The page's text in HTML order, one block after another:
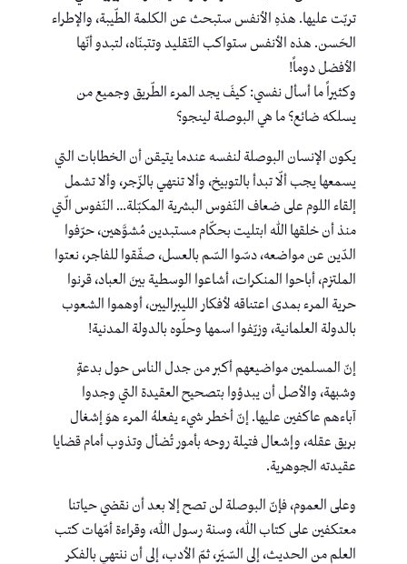
تربّت عليها. هذهِ الأنفس ستبحث عن الكلمة الطّيبة، والإطراء
الحَسن. هذه الأنفس ستواكب التّقليد وتتبنّاه، لتبدو أنّها
الأفضل دوماً!
وكثيراً ما أسأل نفسي: كيفَ يجد المرء الطّريق وجميع من
يسلكه ضائع؟ ما هي البوصلة لينجو؟
يكون الإنسان البوصلة لنفسه عندما يتيقن أن الخطابات التي
يسمعها يجب ألّا تبدأ بالتوبيخ، وألا تنتهي بالزّجر، وألا تشمل
إلقاء اللوم على ضعاف النّفوس البشرية المكبّلة… النّفوس الّتي
منذ أن خلقها الله ابتليت بحكّام مستبدين مُشوَّهين، حرّفوا
الدّين عن مواضعه، دسّوا السّم بالعسل، صفّقوا للفاجر، نعتوا
الملتزم، أباحوا المنكرات، أشاعوا الوسطية بينَ العباد، قرنوا
حرية المرء بمدى اعتناقه لأفكار الليبراليين، أوهموا الشعوب
بالدولة العلمانية، وزيّفوا اسمها وحلّوه بالدولة المدنية!
إنّ المسلمين مواضيعهم أكبر من جدل الناس حول بدعةٍ
وشبهة، والأصل أن يبدؤوا بتصحيح العقيدة التي وجدوا
آباءهم عاكفين عليها. إنّ أخطر شيء يفعلهُ المرء هوَ إشغال
بريق عقله، وإشعال فتيلة روحه بأمور تُضأل وتذوب أمام قضايا
عقيدته الجوهرية.
وعلى العموم، فإنّ البوصلة لن تصح إلا بعد أن نقضي حياتنا
معتكفين على كتاب الله، وسنة رسول الله، وقراءة أمّهات كتب
العلم من الحديث، إلى السّيَر، ثمّ الأدب، إلى أن ننتهي بالفكر